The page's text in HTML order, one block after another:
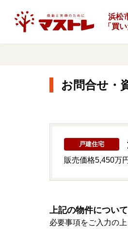
浜松
「 買い
お問合せ・
戸建住宅
販売価格5,450万円
上記の物件につい
必要事項をご入力の